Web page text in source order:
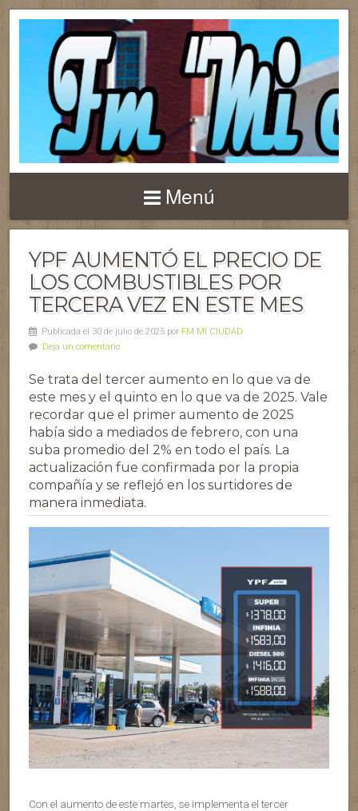
Menú
YPF AUMENTÓ EL PRECIO DE
LOS COMBUSTIBLES POR
TERCERA VEZ EN ESTE MES
Publicada el 30 de julio de 2025 por FM MI CIUDAD
Deja un comentario
Se trata del tercer aumento en lo que va de
este mes y el quinto en lo que va de 2025. Vale
recordar que el primer aumento de 2025
había sido a mediados de febrero, con una
suba promedio del 2% en todo el país. La
actualización fue confirmada por la propia
compañía y se reflejó en los surtidores de
manera inmediata.
Con el aumento de este martes, se implementa el tercer